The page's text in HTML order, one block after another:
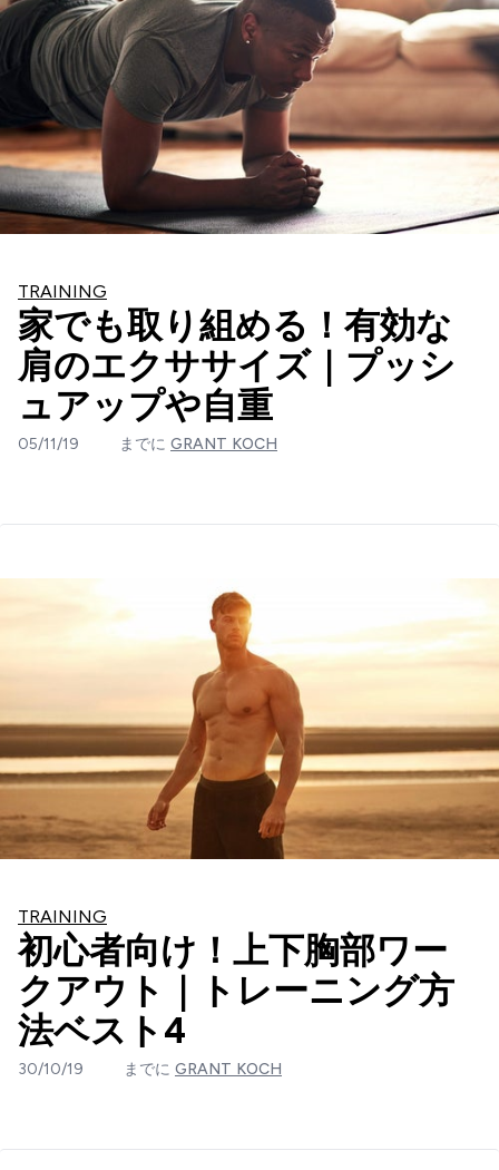
TRAINING
家でも取り組める！有効な
肩のエクササイズ｜プッシ
ュアップや自重
05/11/19 までに GRANT KOCH
TRAINING
初心者向け！上下胸部ワー
クアウト｜トレーニング方
法ベスト4
30/10/19 までに GRANT KOCH